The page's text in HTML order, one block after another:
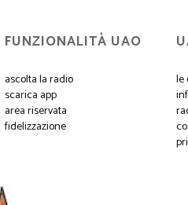
FUNZIONALITÀ UAO
ascolta la radio
scarica app
area riservata
fidelizzazione
le